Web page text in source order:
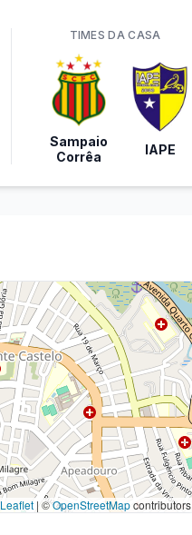
TIMES DA CASA
Sampaio
Corrêa
IAPE
Leaflet | ©OpenStreetMapcontributors